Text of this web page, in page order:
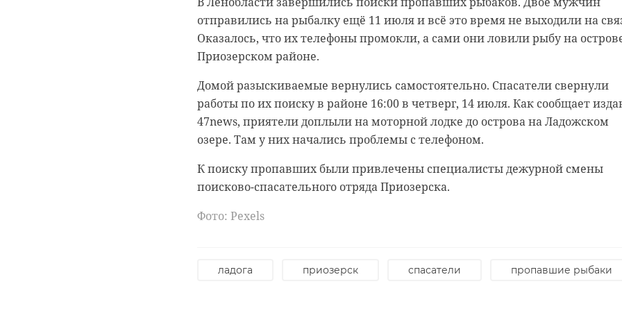
отправились на рыбалку ещё 11 июля и всё это время не выходили на
Оказалось, что их телефоны промокли, а сами они ловили рыбу на
Приозерском районе.
Домой разыскиваемые вернулись самостоятельно. Спасатели свернули
работы по их поиску в районе 16:00 в четверг, 14 июля. Как сообщает
47news, приятели доплыли на моторной лодке до острова на Ладожском
озере. Там у них начались проблемы с телефоном.
К поиску пропавших были привлечены специалисты дежурной смены
поисково-спасательного отряда Приозерска.
Фото: Pexels
ладога приозерск спасатели пропавшие рыбаки
0:00 / 0:00
47channel
Врач из Сестрорецка изобрел
уникальные глазные
15 июля 2022, 13:54
дочь изнасиловал знакомый юноша.
Как сообщил источник 47channel в правоохранительных органах,
преступление произошло 14 июля около 10:00. Подросток изнасиловал
Добравшись до дома, пострадавшая незамедлительно рассказала
о случившемся. В тот же день около 17:30 сотрудники полиции задержали
летнего подростка. Известно, что юноша учится в девятом классе школы-
Пострадавшая ранее была знакома с насильником.
изъято постельное, нижнее белье, отпечатки пальцев и мобильный